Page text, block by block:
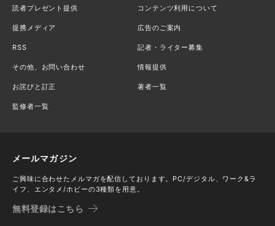
読者プレゼント提供 コンテンツ利用について
提携メディア 広告のご案内
RSS 記者・ライター募集
その他、お問い合わせ 情報提供
お詫びと訂正 著者一覧
監修者一覧
メールマガジン
ご興味に合わせたメルマガを配信しております。PC/デジタル、ワーク&ラ
イフ、エンタメ/ホビーの3種類を用意。
無料登録はこちら